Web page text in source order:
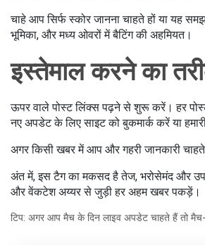
चाहे आप सिर्फ स्कोर जानना चाहते हों या यह
भूमिका, और मध्य ओवरों में बैटिंग की अहमियत।
इस्तेमाल करने का
ऊपर वाले पोस्ट लिंक्स पढ़ने से शुरू करें। हर
नए अपडेट के लिए साइट को बुकमार्क करें या
अगर किसी खबर में आप और गहरी जानकारी
अंत में, इस टैग का मकसद है तेज, भरोसेमंद और
और वेंकटेश अय्यर से जुड़ी हर अहम खबर पकड़ें।
टिप: अगर आप मैच के दिन लाइव अपडेट चाहते हैं तो